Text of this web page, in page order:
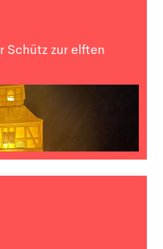
Schütz zur elften